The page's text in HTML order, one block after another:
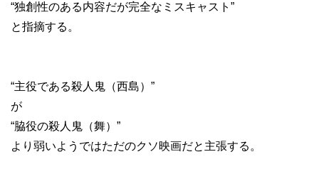
“独創性のある内容だが完全なミスキャスト”
と指摘する。
“主役である殺人鬼（西島）”
が
“脇役の殺人鬼（舞）”
より弱いようではただのクソ映画だと主張する。